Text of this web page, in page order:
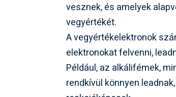
vesznek, és amelyek
vegyértékét.
A vegyértékelektronok
elektronokat felvenni,
Például, az alkálifémek,
rendkívül könnyen